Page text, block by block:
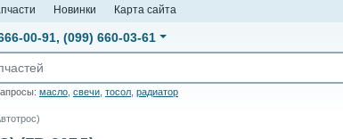
Новинки Карта сайта
00-91, (099) 660-03-61
масло свечи тосол радиатор